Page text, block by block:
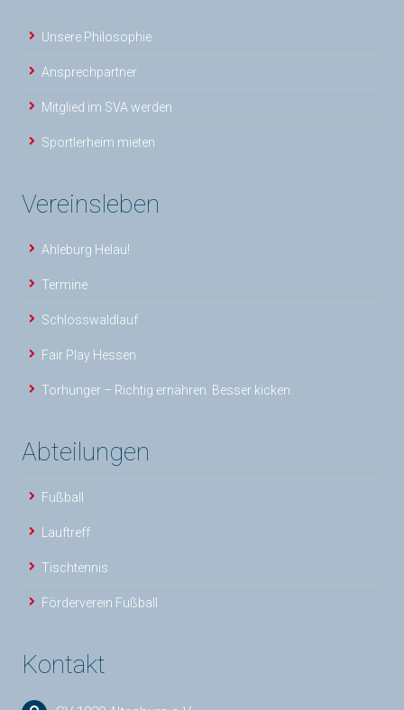
Unsere Philosophie
Ansprechpartner
Mitglied im SVA werden
Sportlerheim mieten
Vereinsleben
Ahleburg Helau!
Termine
Schlosswaldlauf
Fair Play Hessen
Torhunger – Richtig ernähren. Besser kicken.
Abteilungen
Fußball
Lauftreff
Tischtennis
Förderverein Fußball
Kontakt